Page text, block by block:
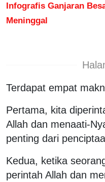
Infografis Ganjaran
Meninggal
Terdapat empat
Pertama, kita
Allah dan menaati-
penting dari
Kedua, ketika
perintah Allah dan